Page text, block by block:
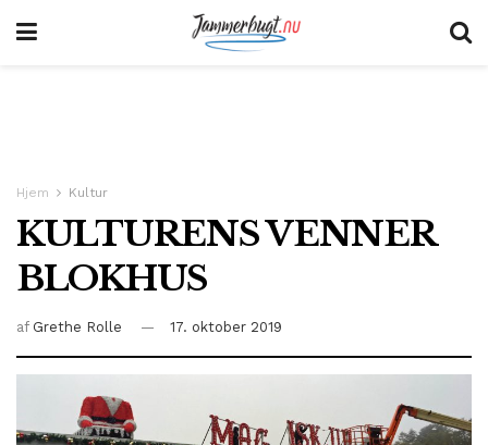
Hjem Kultur
KULTURENS VENNER
BLOKHUS
af Grethe Rolle 17. oktober 2019